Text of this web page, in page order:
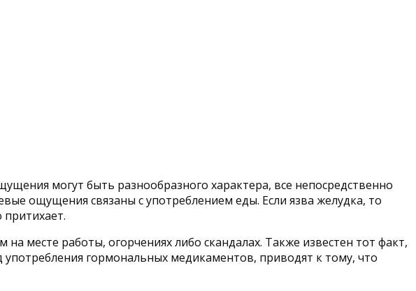
могут быть разнообразного характера, все непосредственно
ощущения связаны с употреблением еды. Если язва желудка, то
месте работы, огорчениях либо скандалах. Также известен тот факт,
гормональных медикаментов, приводят к тому, что